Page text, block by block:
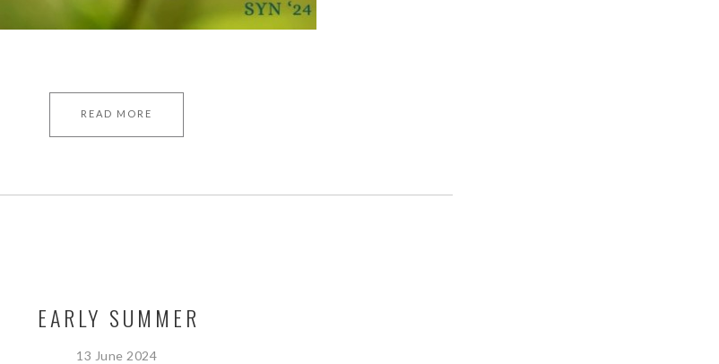
READ MORE
EARLY SUMMER
13 June 2024